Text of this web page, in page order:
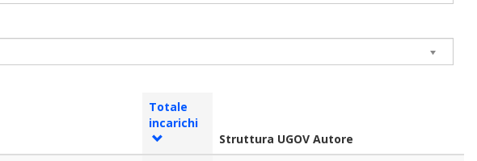
Totale
incarichi
Struttura UGOV Autore